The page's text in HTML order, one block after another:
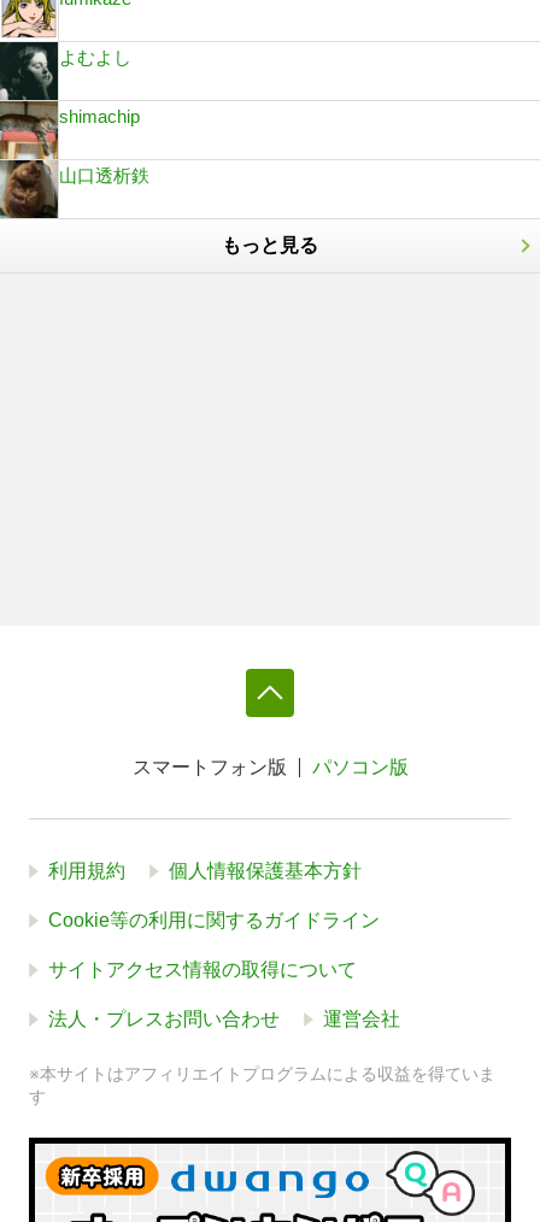
よむよし
shimachip
山口透析鉄
もっと見る
スマートフォン版 パソコン版
利用規約 個人情報保護基本方針
Cookie等の利用に関するガイドライン
サイトアクセス情報の取得について
法人・プレスお問い合わせ 運営会社
※本サイトはアフィリエイトプログラムによる収益を得ていま
す